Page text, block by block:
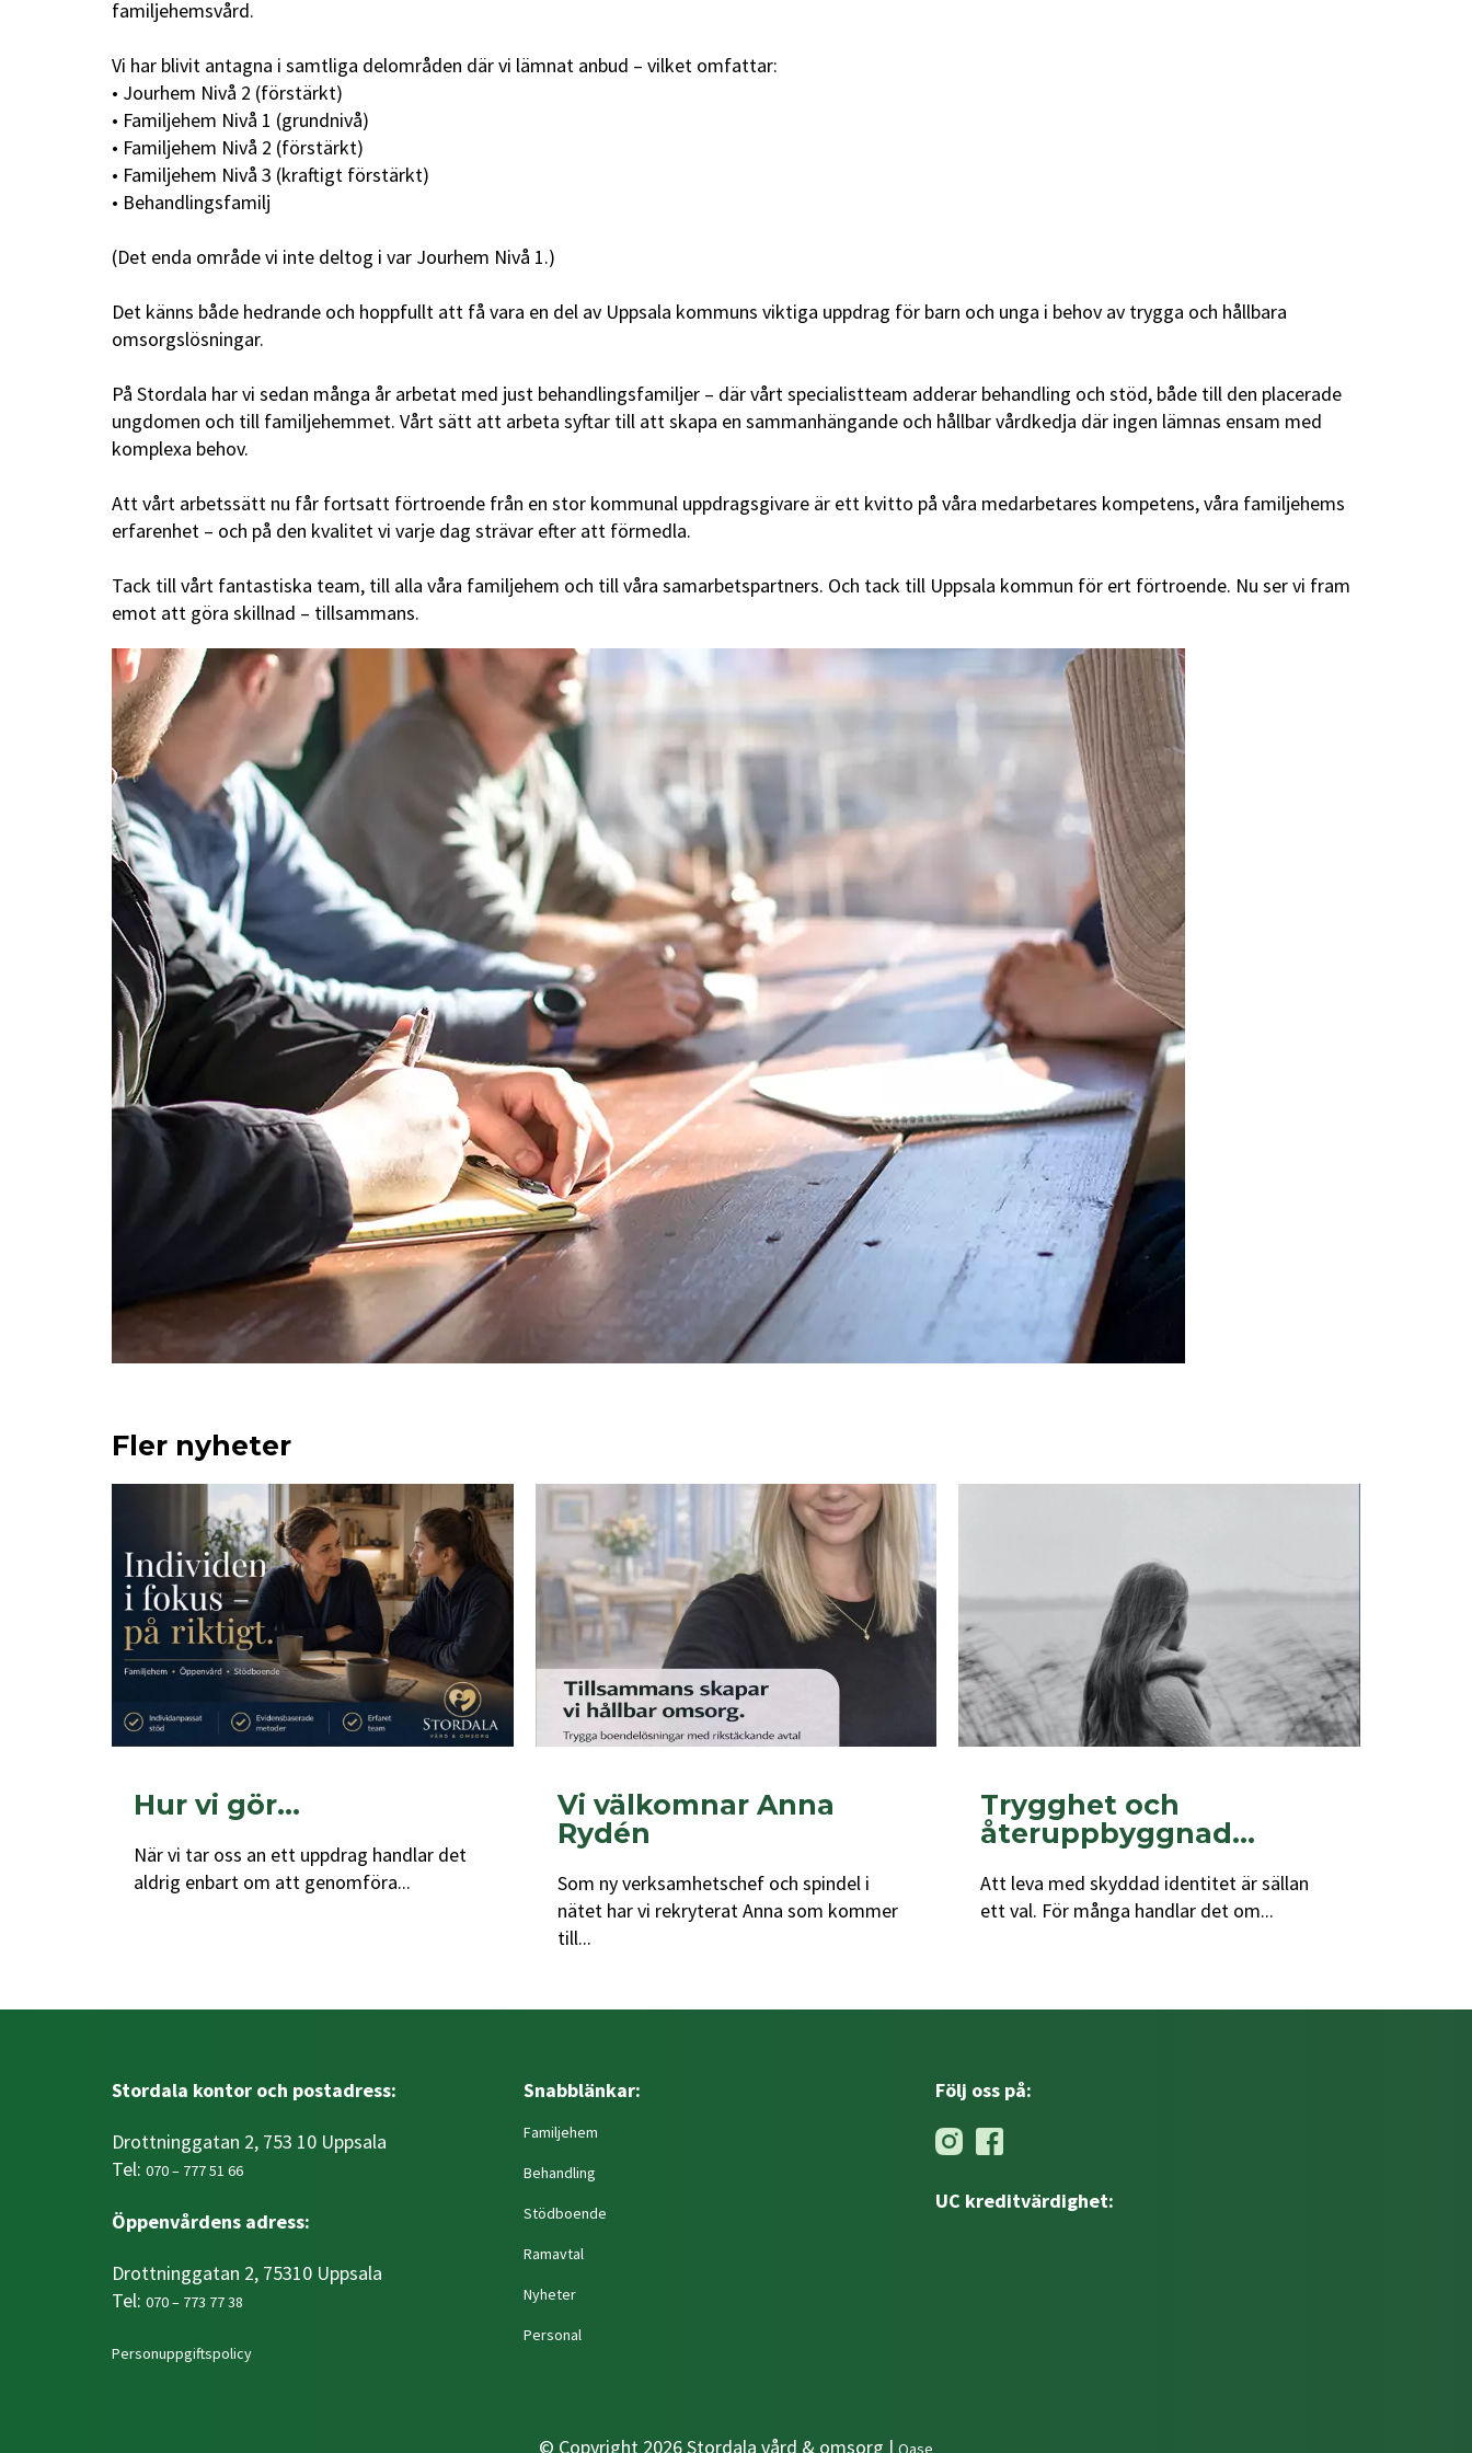
familjehemsvård.
Vi har blivit antagna i samtliga delområden där vi lämnat anbud – vilket omfattar:
• Jourhem Nivå 2 (förstärkt)
• Familjehem Nivå 1 (grundnivå)
• Familjehem Nivå 2 (förstärkt)
• Familjehem Nivå 3 (kraftigt förstärkt)
• Behandlingsfamilj
(Det enda område vi inte deltog i var Jourhem Nivå 1.)
Det känns både hedrande och hoppfullt att få vara en del av Uppsala kommuns viktiga uppdrag för barn och unga i behov av trygga och hållbara
omsorgslösningar.
På Stordala har vi sedan många år arbetat med just behandlingsfamiljer – där vårt specialistteam adderar behandling och stöd, både till den placerade
ungdomen och till familjehemmet. Vårt sätt att arbeta syftar till att skapa en sammanhängande och hållbar vårdkedja där ingen lämnas ensam med
komplexa behov.
Att vårt arbetssätt nu får fortsatt förtroende från en stor kommunal uppdragsgivare är ett kvitto på våra medarbetares kompetens, våra familjehems
erfarenhet – och på den kvalitet vi varje dag strävar efter att förmedla.
Tack till vårt fantastiska team, till alla våra familjehem och till våra samarbetspartners. Och tack till Uppsala kommun för ert förtroende. Nu ser vi fram
emot att göra skillnad – tillsammans.
Fler nyheter
Hur vi gör…
När vi tar oss an ett uppdrag handlar det
aldrig enbart om att genomföra...
Vi välkomnar Anna
Rydén
Som ny verksamhetschef och spindel i
nätet har vi rekryterat Anna som kommer
till...
Trygghet och
återuppbyggnad...
Att leva med skyddad identitet är sällan
ett val. För många handlar det om...
Stordala kontor och postadress:
Drottninggatan 2, 753 10 Uppsala
Tel: 070 – 777 51 66
Öppenvårdens adress:
Drottninggatan 2, 75310 Uppsala
Tel: 070 – 773 77 38
Personuppgiftspolicy
Snabblänkar:
Familjehem
Behandling
Stödboende
Ramavtal
Nyheter
Personal
Följ oss på:
UC kreditvärdighet:
© Copyright 2026 Stordala vård & omsorg | Qase